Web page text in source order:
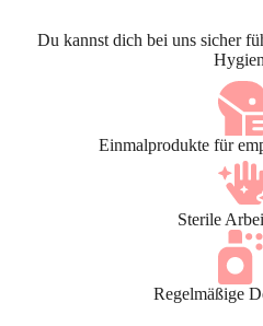
Du kannst dich bei uns sicher
Einmalprodukte für
Sterile
Regelmäßige